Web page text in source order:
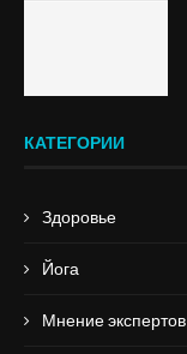
КАТЕГОРИИ
Здоровье
Йога
Мнение экспертов